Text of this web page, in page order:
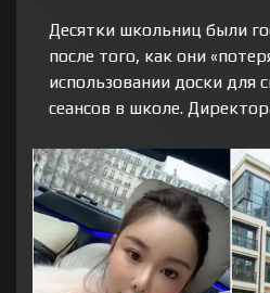
Десятки школьниц были
после того, как они
использовании доски для
сеансов в школе.